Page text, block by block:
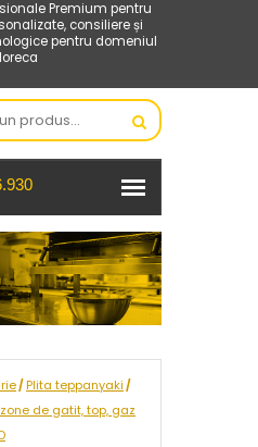
Premium pentru
consiliere și
pentru domeniul
/Plita teppanyaki /
de gatit, top, gaz